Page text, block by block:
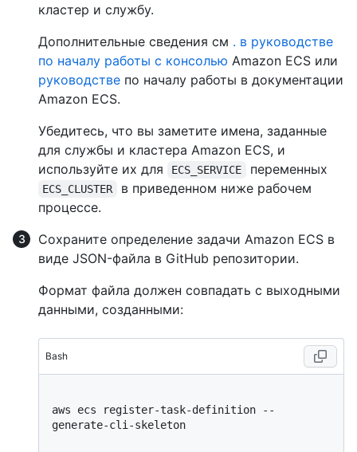
кластер и службу.
Дополнительные сведения см . в руководстве
по началу работы с консолью Amazon ECS или
руководстве по началу работы в документации
Amazon ECS.
Убедитесь, что вы заметите имена, заданные
для службы и кластера Amazon ECS, и
используйте их для
ECS_SERVICE переменных
ECS_CLUSTER
в приведенном ниже рабочем
процессе.
Сохраните определение задачи Amazon ECS в
виде JSON-файла в GitHub репозитории.
Формат файла должен совпадать с выходными
данными, созданными:
Bash
aws ecs register-task-definition --
generate-cli-skeleton